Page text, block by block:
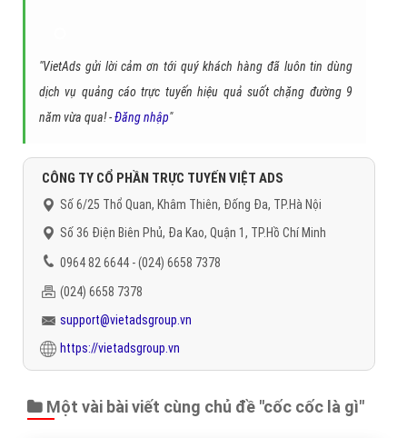
"VietAds gửi lời cảm ơn tới quý khách hàng đã luôn tin dùng
dịch vụ quảng cáo trực tuyến hiệu quả suốt chặng đường 9
năm vừa qua! -Đăng nhập"
CÔNG TY CỔ PHẦN TRỰC TUYẾN VIỆT ADS
Số 6/25 Thổ Quan, Khâm Thiên, Đống Đa, TP.Hà Nội
Số 36 Điện Biên Phủ, Đa Kao, Quận 1, TP.Hồ Chí Minh
0964 82 6644 - (024) 6658 7378
(024) 6658 7378
support@vietadsgroup.vn
https://vietadsgroup.vn
Một vài bài viết cùng chủ đề "cốc cốc là gì"